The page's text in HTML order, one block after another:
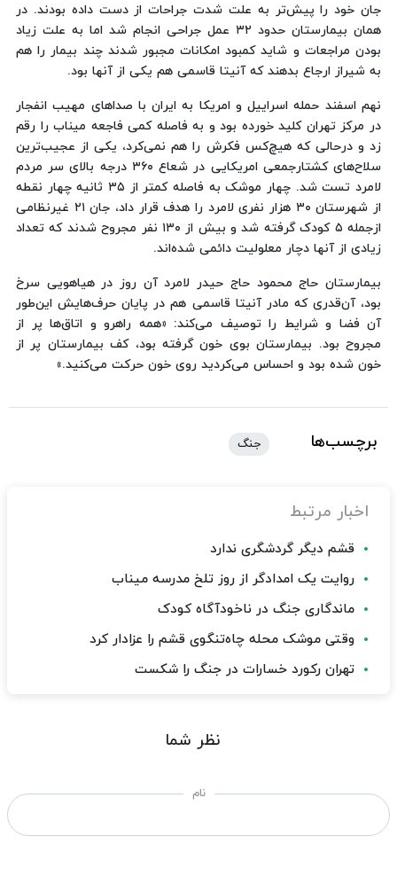
جان خود را پیش‌تر به علت شدت جراحات از دست داده بودند. در
همان بیمارستان حدود ۳۲ عمل جراحی انجام شد اما به علت زیاد
بودن مراجعات و شاید کمبود امکانات مجبور شدند چند بیمار را هم
به شیراز ارجاع بدهند که آنیتا قاسمی هم یکی از آنها بود.
نهم اسفند حمله اسراییل و امریکا به ایران با صداهای مهیب انفجار
در مرکز تهران کلید خورده بود و به فاصله کمی فاجعه میناب را رقم
زد و درحالی که هیچ‌کس فکرش را هم نمی‌کرد، یکی از عجیب‌ترین
سلاح‌های کشتارجمعی امریکایی در شعاع ۳۶۰ درجه بالای سر مردم
لامرد تست شد. چهار موشک به فاصله کمتر از ۳۵ ثانیه چهار نقطه
از شهرستان ۳۰ هزار نفری لامرد را هدف قرار داد، جان ۲۱ غیرنظامی
ازجمله ۵ کودک گرفته شد و بیش از ۱۳۰ نفر مجروح شدند که تعداد
زیادی از آنها دچار معلولیت دائمی شده‌اند.
بیمارستان حاج محمود حاج حیدر لامرد آن روز در هیاهویی سرخ
بود، آن‌قدری که مادر آنیتا قاسمی هم در پایان حرف‌هایش این‌طور
آن فضا و شرایط را توصیف می‌کند: «همه راهرو و اتاق‌ها پر از
مجروح بود. بیمارستان بوی خون گرفته بود، کف بیمارستان پر از
خون شده بود و احساس می‌کردید روی خون حرکت می‌کنید.»
برچسب‌ها جنگ
اخبار مرتبط
قشم دیگر گردشگری ندارد
روایت یک امدادگر از روز تلخ مدرسه میناب
ماندگاری جنگ در ناخودآگاه کودک
وقتی موشک محله چاه‌تنگوی قشم را عزادار کرد
تهران رکورد خسارات در جنگ را شکست
نظر شما
نام